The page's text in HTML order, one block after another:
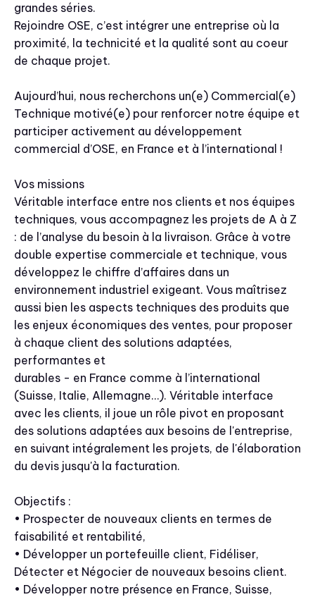
grandes séries.
Rejoindre OSE, c’est intégrer une entreprise où la
proximité, la technicité et la qualité sont au coeur
de chaque projet.
Aujourd’hui, nous recherchons un(e) Commercial(e)
Technique motivé(e) pour renforcer notre équipe et
participer activement au développement
commercial d’OSE, en France et à l’international !
Vos missions
Véritable interface entre nos clients et nos équipes
techniques, vous accompagnez les projets de A à Z
: de l’analyse du besoin à la livraison. Grâce à votre
double expertise commerciale et technique, vous
développez le chiffre d’affaires dans un
environnement industriel exigeant. Vous maîtrisez
aussi bien les aspects techniques des produits que
les enjeux économiques des ventes, pour proposer
à chaque client des solutions adaptées,
performantes et
durables - en France comme à l’international
(Suisse, Italie, Allemagne…). Véritable interface
avec les clients, il joue un rôle pivot en proposant
des solutions adaptées aux besoins de l'entreprise,
en suivant intégralement les projets, de l'élaboration
du devis jusqu'à la facturation.
Objectifs :
• Prospecter de nouveaux clients en termes de
faisabilité et rentabilité,
• Développer un portefeuille client, Fidéliser,
Détecter et Négocier de nouveaux besoins client.
• Développer notre présence en France, Suisse,